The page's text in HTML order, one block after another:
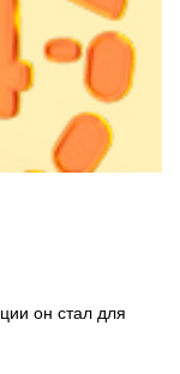
он стал для